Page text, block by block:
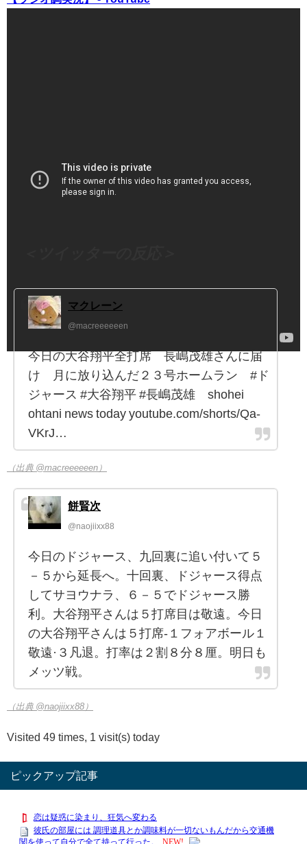
マクレーン
@macreeeeeen
今日の大谷翔平全打席 長嶋茂雄さんに届
け 月に放り込んだ２３号ホームラン #ド
ジャース #大谷翔平 #長嶋茂雄 shohei
ohtani news today youtube.com/shorts/Qa-
VKrJ…
（出典 @macreeeeeen）
餅賢次
@naojiixx88
今日のドジャース、九回裏に追い付いて５
－５から延長へ。十回裏、ドジャース得点
してサヨウナラ、６－５でドジャース勝
利。大谷翔平さんは５打席目は敬遠。今日
の大谷翔平さんは５打席-１フォアボール１
敬遠·３凡退。打率は２割８分８厘。明日も
メッツ戦。
（出典 @naojiixx88）
Visited 49 times, 1 visit(s) today
ピックアップ記事